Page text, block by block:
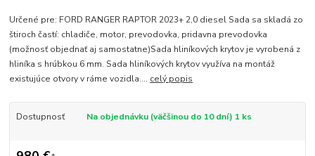
Určené pre: FORD RANGER RAPTOR 2023+ 2,0 diesel Sada sa skladá zo
štiroch častí: chladiče, motor, prevodovka, pridavna prevodovka
(možnosť objednať aj samostatne)Sada hliníkových krytov je vyrobená z
hliníka s hrúbkou 6 mm. Sada hliníkových krytov využíva na montáž
existujúce otvory v ráme vozidla.... celý popis
Dostupnosť Na objednávku (väčšinou do 10 dní) 1 ks